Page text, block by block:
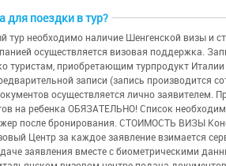
для поездки в тур?
тур необходимо наличие Шенгенской визы и
осуществляется визовая поддержка.
туристам, приобретающим турпродукт
записи (запись производится
осуществляется лично заявителем.
на ребенка ОБЯЗАТЕЛЬНО! Список
после бронирования. СТОИМОСТЬ ВИЗЫ
Центр за каждое заявление взимается
заявления вместе с биометрическими